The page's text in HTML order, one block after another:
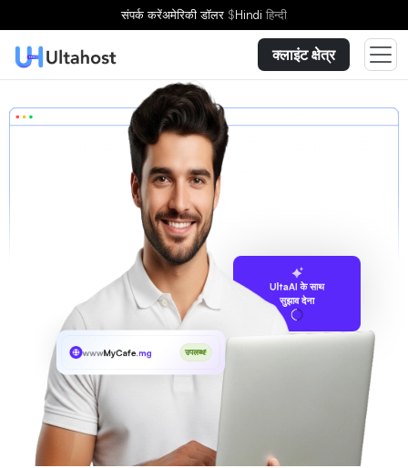
संपर्क करेंअमेरिकी डॉलर $Hindi हिन्दी
क्लाइंट क्षेत्र
UltaAI के साथ
सुझाव देना
wwwMyCafe.mg उपलब्ध!